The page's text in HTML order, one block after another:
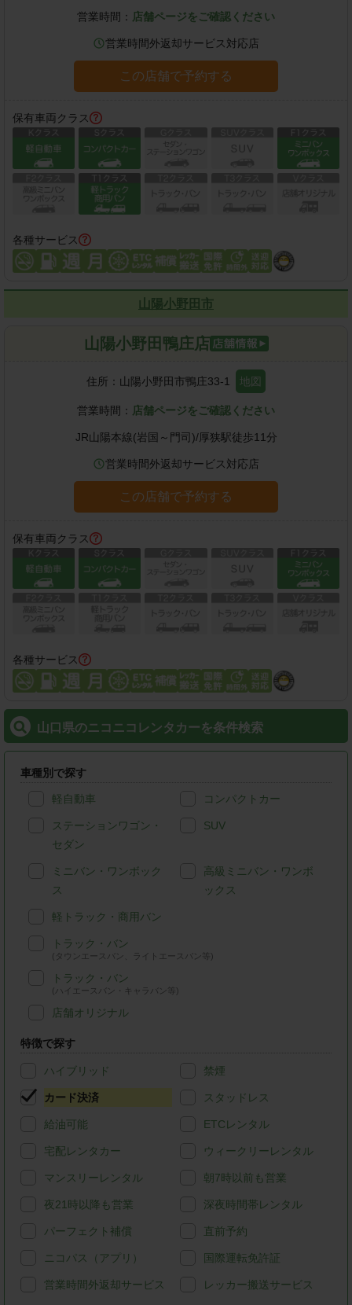
営業時間： 店舗ページをご確認ください
営業時間外返却サービス対応店
この店舗で予約する
保有車両クラス
各種サービス
山陽小野田市
山陽小野田鴨庄店
住所： 山陽小野田市鴨庄33-1 地図
営業時間： 店舗ページをご確認ください
JR山陽本線(岩国～門司)/厚狭駅徒歩11 分
営業時間外返却サービス対応店
この店舗で予約する
保有車両クラス
各種サービス
山口県のニコニコレンタカーを条件検索
車種別で探す
軽自動車 コンパクトカー
ステーションワゴン・
セダン
SUV
ミニバン・ワンボック
ス
高級ミニバン・ワンボ
ックス
軽トラック・商用バン
トラック・バン
(タウンエースバン、ライトエースバン等)
トラック・バン
(ハイエースバン・キャラバン等)
店舗オリジナル
特徴で探す
ハイブリッド 禁煙
カード決済 スタッドレス
給油可能 ETCレンタル
宅配レンタカー ウィークリーレンタル
マンスリーレンタル 朝7時以前も営業
夜21時以降も営業 深夜時間帯レンタル
パーフェクト補償 直前予約
ニコパス（アプリ） 国際運転免許証
営業時間外返却サービス レッカー搬送サービス